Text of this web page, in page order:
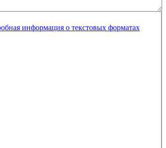
информация о текстовых форматах